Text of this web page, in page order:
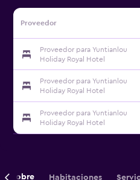
Proveedor
Proveedor para Yuntianlou
Holiday Royal Hotel
Proveedor para Yuntianlou
Holiday Royal Hotel
Proveedor para Yuntianlou
Holiday Royal Hotel
Sobre Habitaciones